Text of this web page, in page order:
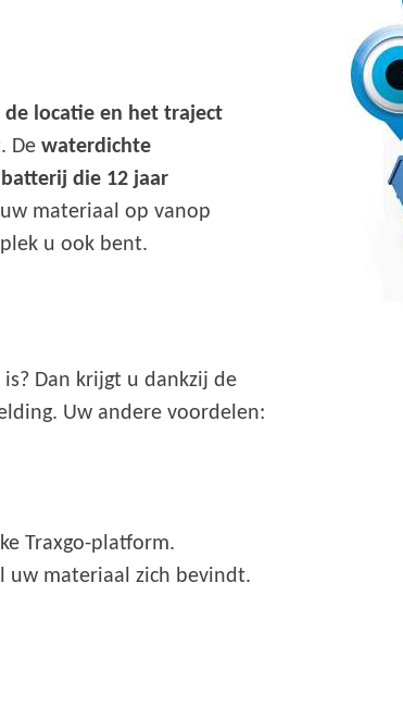
de locatie en het traject
Dewaterdichte
die 12 jaar
materiaal op vanop
u ook bent.
Dan krijgt u dankzij de
Uw andere voordelen:
Traxgo-platform.
uw materiaal zich bevindt.